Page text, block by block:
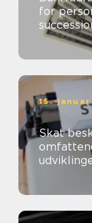
for
15.
Skat